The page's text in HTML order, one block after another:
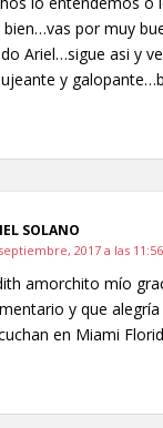
bien…vas por muy
Ariel…sigue asi y
y
SOLANO
2017 a las
amorchito mío
y que
en Miami